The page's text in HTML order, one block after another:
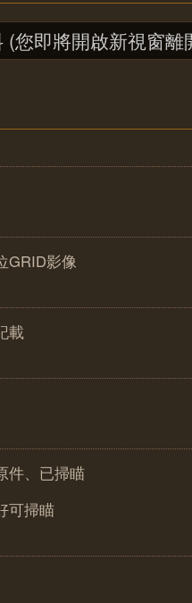
(您即將開啟新視窗離
GRID影像
載
件、已掃瞄
可掃瞄